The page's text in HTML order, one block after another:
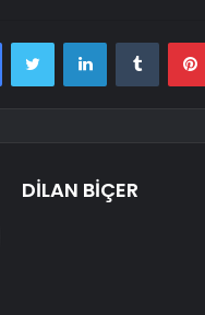
FacebookTwitter LinkedInTumblr
DİLAN BİÇER